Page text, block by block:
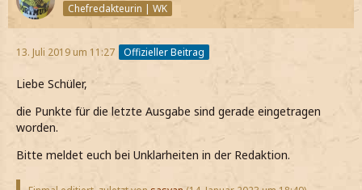
Chefredakteurin | WK
13. Juli 2019 um 11:27 Offizieller Beitrag
Liebe Schüler,
die Punkte für die letzte Ausgabe sind gerade eingetragen
worden.
Bitte meldet euch bei Unklarheiten in der Redaktion.